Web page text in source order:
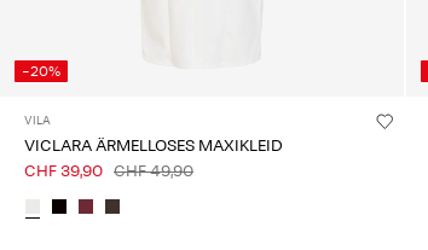
-20%
VILA
VICLARA ÄRMELLOSES MAXIKLEID
CHF 39,90 CHF 49,90